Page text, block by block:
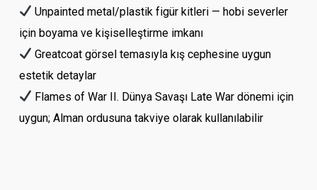
Unpainted metal/plastik figür kitleri — hobi severler
için boyama ve kişiselleştirme imkanı
Greatcoat görsel temasıyla kış cephesine uygun
estetik detaylar
Flames of War II. Dünya Savaşı Late War dönemi için
uygun; Alman ordusuna takviye olarak kullanılabilir